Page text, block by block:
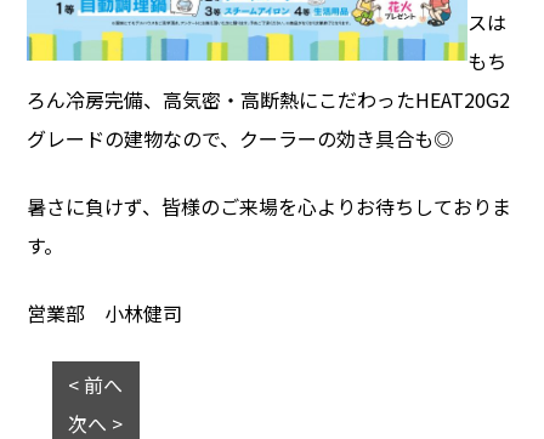
スは
もち
ろん冷房完備、高気密・高断熱にこだわったHEAT20G2
グレードの建物なので、クーラーの効き具合も◎
暑さに負けず、皆様のご来場を心よりお待ちしておりま
す。
営業部 小林健司
< 前へ
次へ >